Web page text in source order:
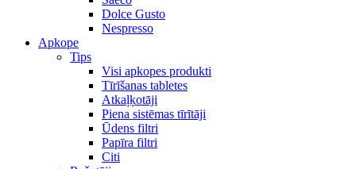
Dolce Gusto
Nespresso
Apkope
Tips
Visi apkopes produkti
Tīrīšanas tabletes
Atkaļķotāji
Piena sistēmas tīrītāji
Ūdens filtri
Papīra filtri
Citi